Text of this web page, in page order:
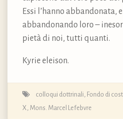
Essi l’hanno abbandonata,
abbandonando loro –
pietà di noi, tutti quanti.
Kyrie eleison.
colloqui dottrinali Fondo di
X Mons. Marcel Lefebvre